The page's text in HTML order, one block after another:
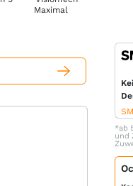
*ab
und